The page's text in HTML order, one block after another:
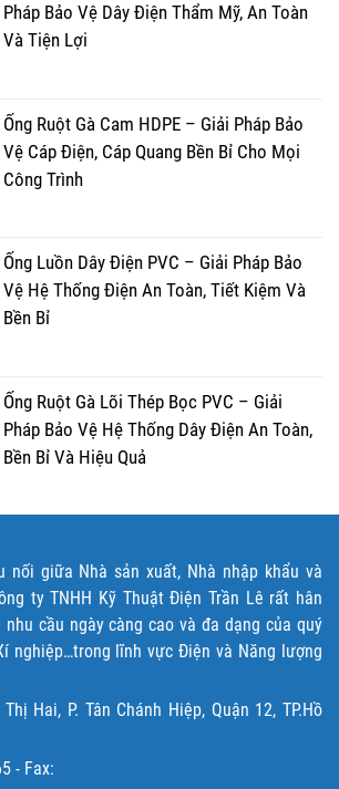
Pháp Bảo Vệ Dây Điện Thẩm Mỹ, An Toàn
Và Tiện Lợi
Ống Ruột Gà Cam HDPE – Giải Pháp Bảo
Vệ Cáp Điện, Cáp Quang Bền Bỉ Cho Mọi
Công Trình
Ống Luồn Dây Điện PVC – Giải Pháp Bảo
Vệ Hệ Thống Điện An Toàn, Tiết Kiệm Và
Bền Bỉ
Ống Ruột Gà Lõi Thép Bọc PVC – Giải
Pháp Bảo Vệ Hệ Thống Dây Điện An Toàn,
Bền Bỉ Và Hiệu Quả
nối giữa Nhà sản xuất, Nhà nhập khẩu và
ty TNHH Kỹ Thuật Điện Trần Lê rất hân
cầu ngày càng cao và đa dạng của quý
nghiệp…trong lĩnh vực Điện và Năng lượng
Hai, P. Tân Chánh Hiệp, Quận 12, TP.Hồ
- Fax: